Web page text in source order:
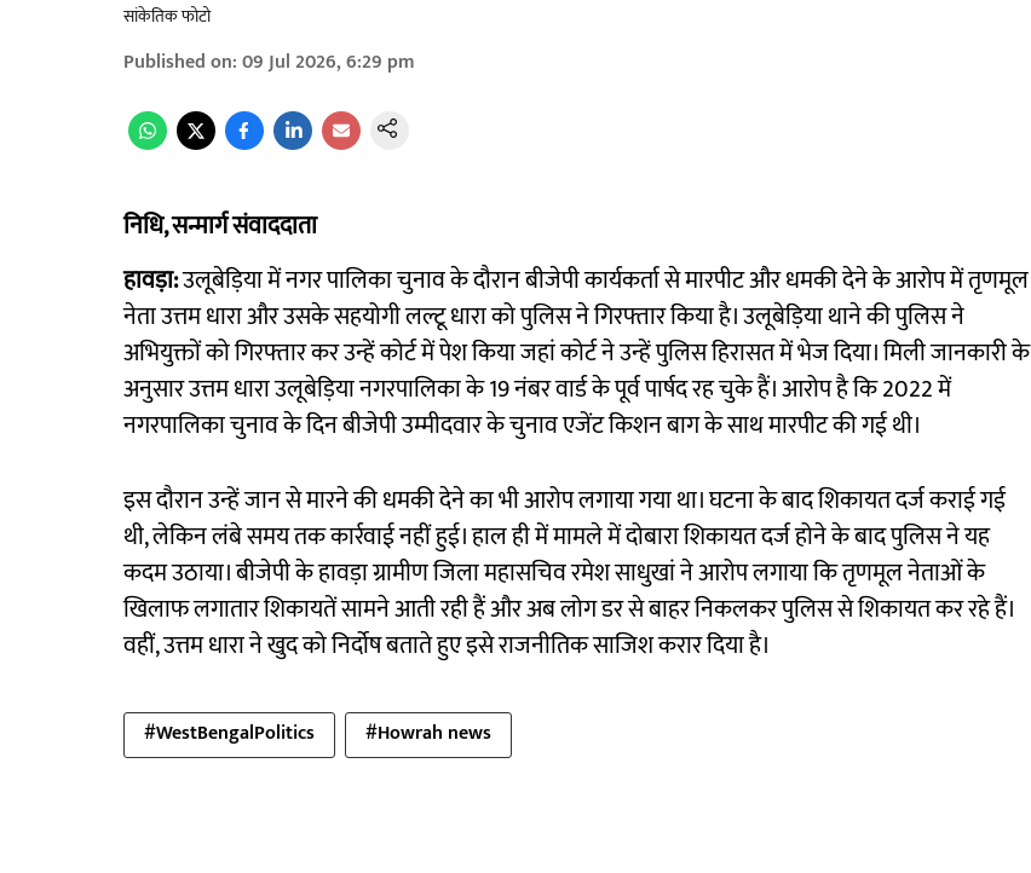
सांकेतिक फोटो
Published on:09 Jul 2026, 6:29 pm
निधि, सन्मार्ग संवाददाता
हावड़ा:उलूबेड़िया में नगर पालिका चुनाव के दौरान बीजेपी कार्यकर्ता से मारपीट और धमकी देने के आरोप में तृणमूल
नेता उत्तम धारा और उसके सहयोगी लल्टू धारा को पुलिस ने गिरफ्तार किया है। उलूबेड़िया थाने की पुलिस ने
अभियुक्तों को गिरफ्तार कर उन्हें कोर्ट में पेश किया जहां कोर्ट ने उन्हें पुलिस हिरासत में भेज दिया। मिली जानकारी के
अनुसार उत्तम धारा उलूबेड़िया नगरपालिका के 19 नंबर वार्ड के पूर्व पार्षद रह चुके हैं। आरोप है कि 2022 में
नगरपालिका चुनाव के दिन बीजेपी उम्मीदवार के चुनाव एजेंट किशन बाग के साथ मारपीट की गई थी।
इस दौरान उन्हें जान से मारने की धमकी देने का भी आरोप लगाया गया था। घटना के बाद शिकायत दर्ज कराई गई
थी, लेकिन लंबे समय तक कार्रवाई नहीं हुई। हाल ही में मामले में दोबारा शिकायत दर्ज होने के बाद पुलिस ने यह
कदम उठाया। बीजेपी के हावड़ा ग्रामीण जिला महासचिव रमेश साधुखां ने आरोप लगाया कि तृणमूल नेताओं के
खिलाफ लगातार शिकायतें सामने आती रही हैं और अब लोग डर से बाहर निकलकर पुलिस से शिकायत कर रहे हैं।
वहीं, उत्तम धारा ने खुद को निर्दोष बताते हुए इसे राजनीतिक साजिश करार दिया है।
#WestBengalPolitics #Howrah news